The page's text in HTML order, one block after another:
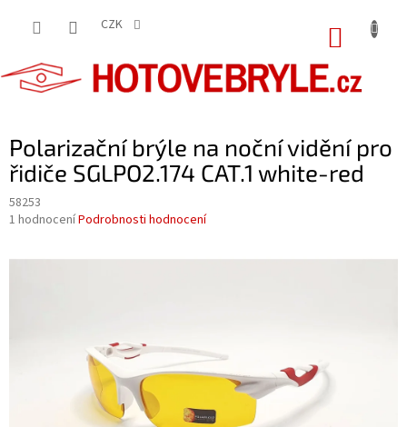
CZK
Polarizační brýle na noční vidění pro
řidiče SGLPO2.174 CAT.1 white-red
58253
Průměrné
1 hodnoceníPodrobnosti hodnocení